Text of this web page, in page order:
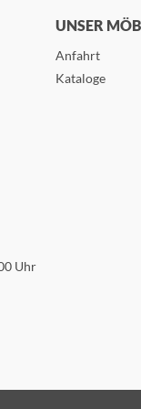
UNSER
Anfahrt
Kataloge
Uhr